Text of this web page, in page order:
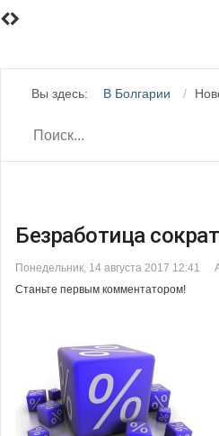
Вы здесь: В Болгарии
Безработица
Понедельник, 14 августа 2017 12:41
Станьте первым комментатором!